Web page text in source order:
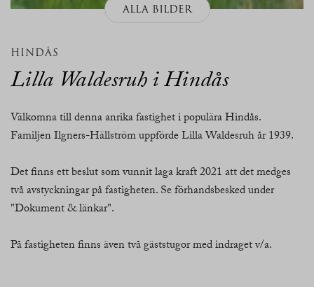
ALLA BILDER
HINDÅS
Lilla Waldesruh i Hindås
Välkomna till denna anrika fastighet i populära Hindås.
Familjen Ilgners-Hällström uppförde Lilla Waldesruh år 1939.
Det finns ett beslut som vunnit laga kraft 2021 att det medges
två avstyckningar på fastigheten. Se förhandsbesked under
"Dokument & länkar".
På fastigheten finns även två gäststugor med indraget v/a.